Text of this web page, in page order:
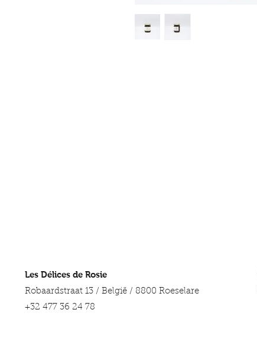
Les Délices de Rosie
Robaardstraat 13 / België / 8800 Roeselare
+32 477 36 24 78